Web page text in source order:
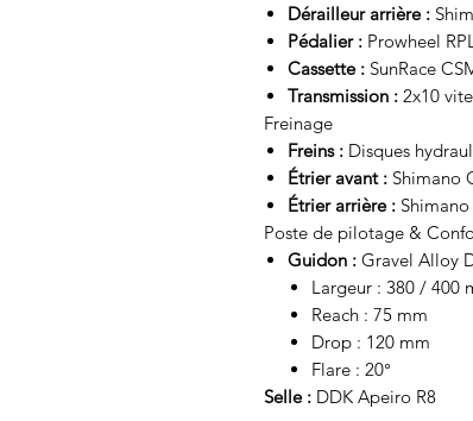
Dérailleur arrière :
Pédalier : Prowheel
Cassette : SunRace
Transmission : 2x10
Freinage
Freins : Disques
Étrier avant : Shimano
Étrier arrière : Shimano
Poste de pilotage &
Guidon : Gravel Alloy
Largeur : 380 / 400
Reach : 75 mm
Drop : 120 mm
Flare : 20°
Selle : DDK Apeiro R8